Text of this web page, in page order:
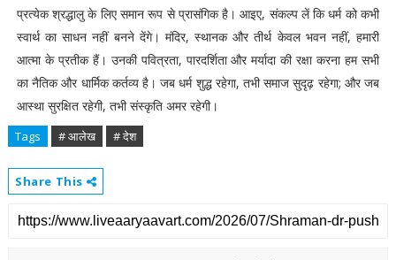
प्रत्येक श्रद्धालु के लिए समान रूप से प्रासंगिक है। आइए, संकल्प लें कि धर्म को कभी
स्वार्थ का साधन नहीं बनने देंगे। मंदिर, स्थानक और तीर्थ केवल भवन नहीं, हमारी
आत्मा के प्रतीक हैं। उनकी पवित्रता, पारदर्शिता और मर्यादा की रक्षा करना हम सभी
का नैतिक और धार्मिक कर्तव्य है। जब धर्म शुद्ध रहेगा, तभी समाज सुदृढ़ रहेगा; और जब
आस्था सुरक्षित रहेगी, तभी संस्कृति अमर रहेगी।
Tags # आलेख # देश
Share This